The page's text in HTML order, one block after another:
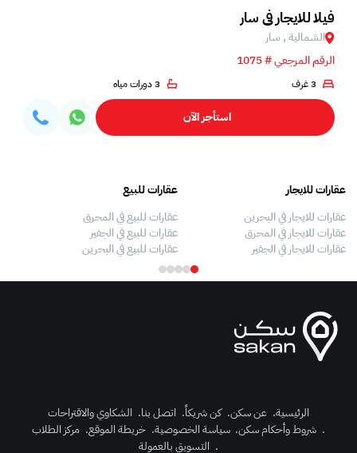
فيلا للايجار في سار
الشمالية , سار
الرقم المرجعي # 1075
3 غرف 3 دورات مياه
استأجر الآن
عقارات للايجار
عقارات للايجار في البحرين
عقارات للايجار في المحرق
عقارات للايجار في الجفير
عقارات للبيع
عقارات للبيع في المحرق
عقارات للبيع في الجفير
عقارات للبيع في البحرين
الرئيسية. عن سكن. كن شريكاً. اتصل بنا. الشكاوي والاقتراحات
. شروط وأحكام سكن. سياسة الخصوصية. خريطة الموقع. مركز الطلاب
. التسويق بالعمولة